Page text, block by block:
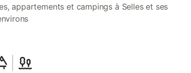
appartements et campings à Selles et ses